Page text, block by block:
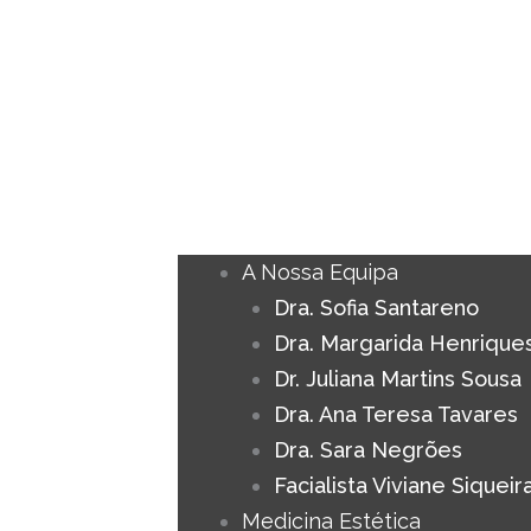
A Nossa Equipa
Dra. Sofia Santareno
Dra. Margarida
Dr. Juliana Martins Sousa
Dra. Ana Teresa Tavares
Dra. Sara Negrões
Facialista Viviane
Medicina Estética